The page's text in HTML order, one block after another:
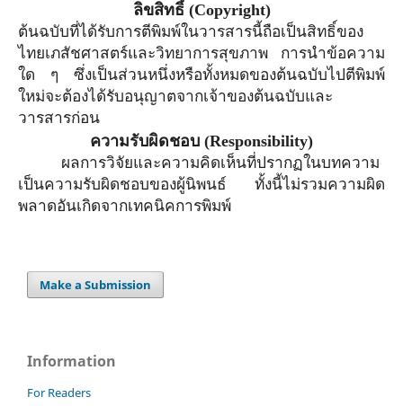
ลิขสิทธิ์(Copyright)
ต้นฉบับที่ได้รับการตีพิมพ์ในวารสารนี้ถือเป็นสิทธิ์ของ
ไทยเภสัชศาสตร์และวิทยาการสุขภาพ การนำข้อความ
ใด ๆ ซึ่งเป็นส่วนหนึ่งหรือทั้งหมดของต้นฉบับไปตีพิมพ์
ใหม่จะต้องได้รับอนุญาตจากเจ้าของต้นฉบับและ
วารสารก่อน
ความรับผิดชอบ (Responsibility)
ผลการวิจัยและความคิดเห็นที่ปรากฏในบทความ
เป็นความรับผิดชอบของผู้นิพนธ์ ทั้งนี้ไม่รวมความผิด
พลาดอันเกิดจากเทคนิคการพิมพ์
Make a Submission
Information
For Readers